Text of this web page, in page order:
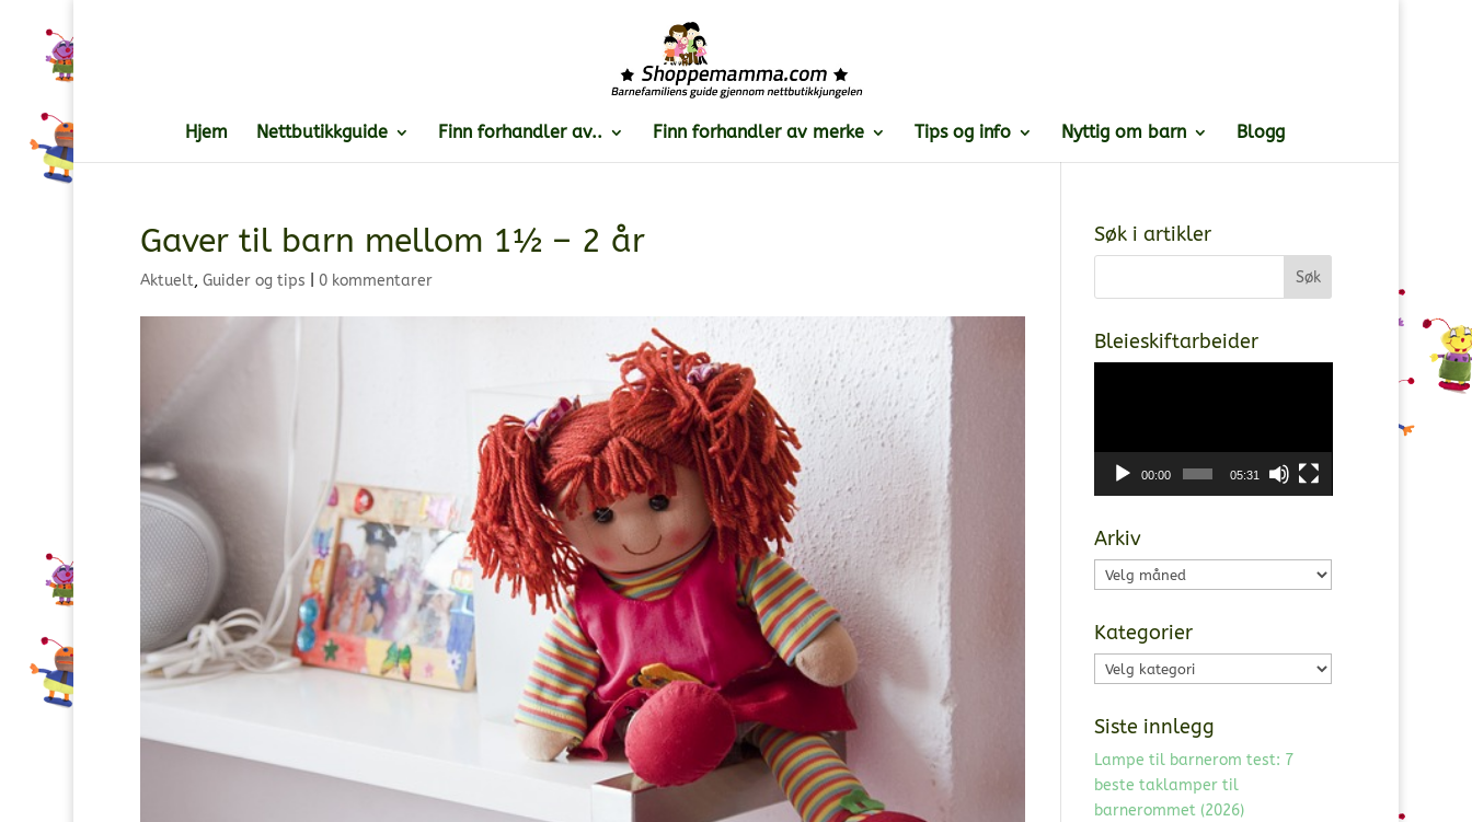
Hjem Nettbutikkguide Finn forhandler av.. Finn forhandler av merke Tips og info Nyttig om barn Blogg
Gaver til barn mellom 1½ – 2 år
Aktuelt, Guider og tips 0 kommentarer
Søk i artikler
Bleieskiftarbeider
00:00 05:31
Arkiv
Arkiv
Kategorier
Kategorier
Siste innlegg
Lampe til barnerom test: 7
beste taklamper til
barnerommet (2026)